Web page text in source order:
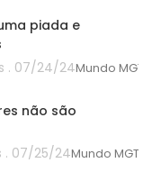
piada e
. 07/24/24Mundo
não são
. 07/25/24Mundo MGTOW